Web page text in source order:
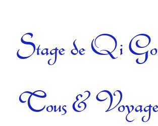
Stage de Qi
Tous & Voyage